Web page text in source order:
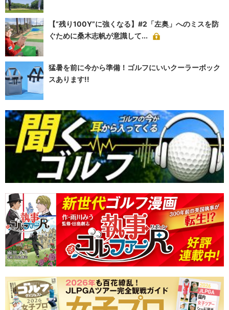
【“残り100Y”に強くなる】#2「左奥」へのミスを防
ぐために桑木志帆が意識して...
猛暑を前に今から準備！ゴルフにいいクーラーボック
スあります!!